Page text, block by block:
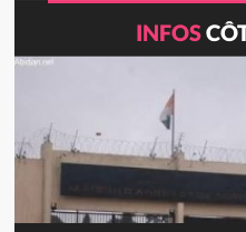
INFOS